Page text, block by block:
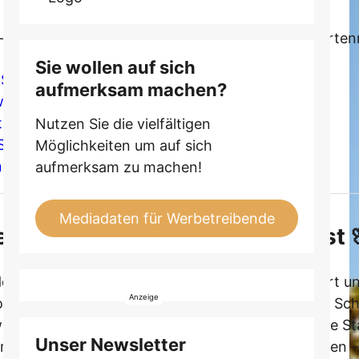
brauchst 🌸🌞
🌱
wirklich braucht 🛠️🪴
zum blühenden Sommertraum 💧🗓️
meistern 🐛🧤
Warum du Stauden brauchst
Frühling plötzlich der ganze Garten explodiert
zu denken! Denn die Sonne ruft, die
dir heute, warum pflegeleichte, sonnenverliebte
bringen Struktur und Charme in deinen Garten
Sie wollen auf sich
aufmerksam machen?
Nutzen Sie die vielfältigen
Möglichkeiten um auf sich
aufmerksam zu machen!
Mediadaten für Werbetreibende
Unser Newsletter